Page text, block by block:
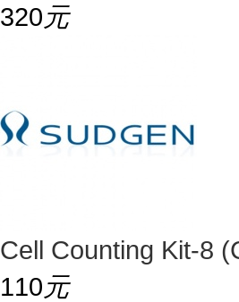
320元
Cell Counting Kit-8
110元